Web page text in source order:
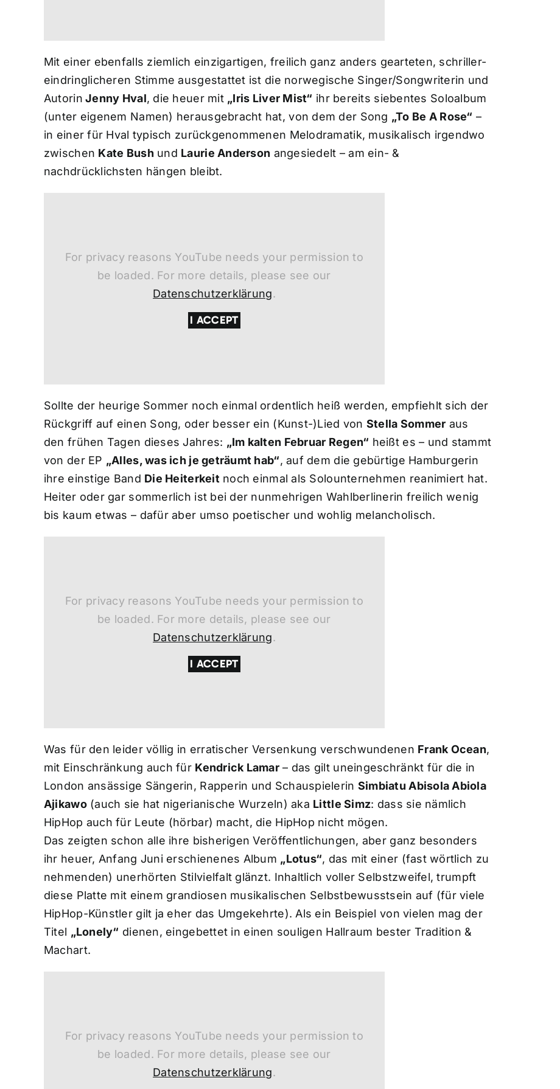
Mit einer ebenfalls ziemlich einzigartigen, freilich ganz anders gearteten, schriller-
eindringlicheren Stimme ausgestattet ist die norwegische Singer/Songwriterin und
Autorin Jenny Hval, die heuer mit „Iris Liver Mist“ ihr bereits siebentes Soloalbum
(unter eigenem Namen) herausgebracht hat, von dem der Song „To Be A Rose“ –
in einer für Hval typisch zurückgenommenen Melodramatik, musikalisch irgendwo
zwischen Kate Bush und Laurie Anderson angesiedelt – am ein- &
nachdrücklichsten hängen bleibt.
For privacy reasons YouTube needs your permission to
be loaded. For more details, please see our
Datenschutzerklärung.
I ACCEPT
Sollte der heurige Sommer noch einmal ordentlich heiß werden, empfiehlt sich der
Rückgriff auf einen Song, oder besser ein (Kunst-)Lied von Stella Sommer aus
den frühen Tagen dieses Jahres: „Im kalten Februar Regen“ heißt es – und stammt
von der EP „Alles, was ich je geträumt hab“, auf dem die gebürtige Hamburgerin
ihre einstige Band Die Heiterkeit noch einmal als Solounternehmen reanimiert hat.
Heiter oder gar sommerlich ist bei der nunmehrigen Wahlberlinerin freilich wenig
bis kaum etwas – dafür aber umso poetischer und wohlig melancholisch.
For privacy reasons YouTube needs your permission to
be loaded. For more details, please see our
Datenschutzerklärung.
I ACCEPT
Was für den leider völlig in erratischer Versenkung verschwundenen Frank Ocean,
mit Einschränkung auch für Kendrick Lamar – das gilt uneingeschränkt für die in
London ansässige Sängerin, Rapperin und Schauspielerin Simbiatu Abisola Abiola
Ajikawo(auch sie hat nigerianische Wurzeln) aka Little Simz: dass sie nämlich
HipHop auch für Leute (hörbar) macht, die HipHop nicht mögen.
Das zeigten schon alle ihre bisherigen Veröffentlichungen, aber ganz besonders
ihr heuer, Anfang Juni erschienenes Album „Lotus“, das mit einer (fast wörtlich zu
nehmenden) unerhörten Stilvielfalt glänzt. Inhaltlich voller Selbstzweifel, trumpft
diese Platte mit einem grandiosen musikalischen Selbstbewusstsein auf (für viele
HipHop-Künstler gilt ja eher das Umgekehrte). Als ein Beispiel von vielen mag der
Titel „Lonely“ dienen, eingebettet in einen souligen Hallraum bester Tradition &
Machart.
For privacy reasons YouTube needs your permission to
be loaded. For more details, please see our
Datenschutzerklärung.